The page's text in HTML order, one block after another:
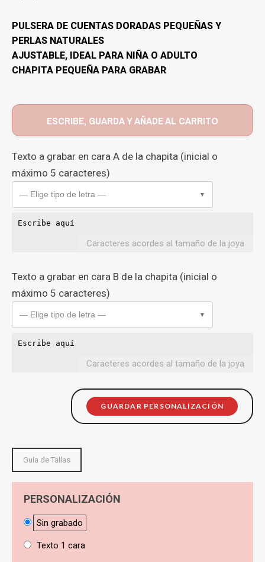
PULSERA DE CUENTAS DORADAS PEQUEÑAS Y
PERLAS NATURALES
AJUSTABLE, IDEAL PARA NIÑA O ADULTO
CHAPITA PEQUEÑA PARA GRABAR
ESCRIBE, GUARDA Y AÑADE AL CARRITO
Texto a grabar en cara A de la chapita (inicial o
máximo 5 caracteres)
— Elige tipo de letra — ▼
Caracteres acordes al tamaño de la joya
Texto a grabar en cara B de la chapita (inicial o
máximo 5 caracteres)
— Elige tipo de letra — ▼
Caracteres acordes al tamaño de la joya
GUARDAR PERSONALIZACIÓN
Guía de Tallas
PERSONALIZACIÓN
Sin grabado
Texto 1 cara